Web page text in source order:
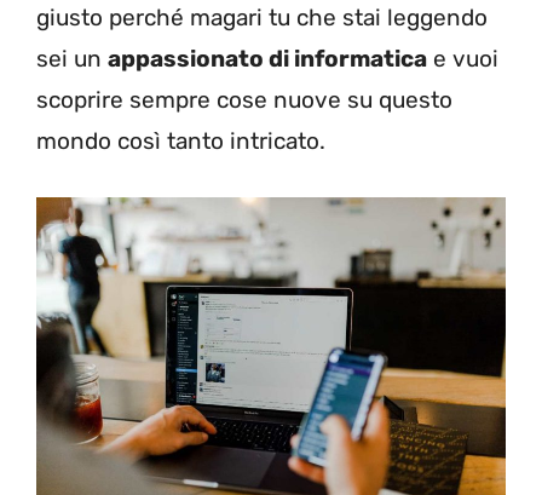
giusto perché magari tu che stai leggendo
sei un appassionato di informatica e vuoi
scoprire sempre cose nuove su questo
mondo così tanto intricato.